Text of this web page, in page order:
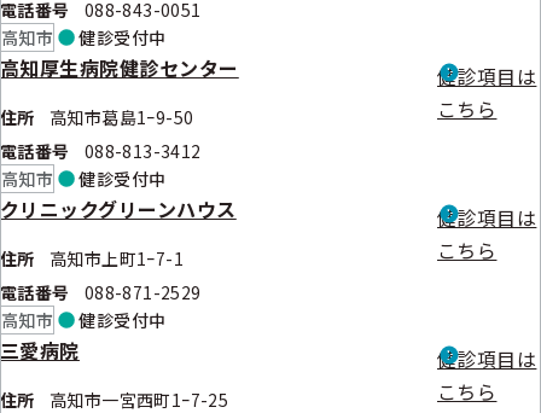
ニ
電話番号
088-843-0051
高知市 健診受付中
高知厚生病院健診センター
住所
高知市葛島1ｰ9-50
電話番号
088-813-3412
健診項目は
こちら
高知市 健診受付中
クリニックグリーンハウス
住所
高知市上町1ｰ7-1
電話番号
088-871-2529
健診項目は
こちら
高知市 健診受付中
三愛病院
住所
高知市一宮西町1ｰ7-25
健診項目は
こちら